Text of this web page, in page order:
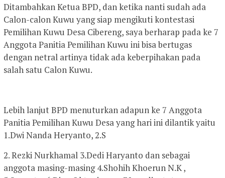
Ditambahkan Ketua BPD, dan ketika nanti sudah ada
Calon-calon Kuwu yang siap mengikuti kontestasi
Pemilihan Kuwu Desa Cibereng, saya berharap pada ke 7
Anggota Panitia Pemilihan Kuwu ini bisa bertugas
dengan netral artinya tidak ada keberpihakan pada
salah satu Calon Kuwu.
Lebih lanjut BPD menuturkan adapun ke 7 Anggota
Panitia Pemilihan Kuwu Desa yang hari ini dilantik yaitu
1.Dwi Nanda Heryanto, 2.S
2. Rezki Nurkhamal 3.Dedi Haryanto dan sebagai
anggota masing-masing 4.Shohih Khoerun N.K ,